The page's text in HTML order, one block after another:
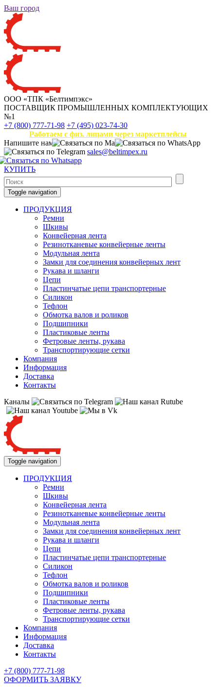
Ваш город
ООО «ТПК «Белтимпэкс»
ПОСТАВЩИК ПРОМЫШЛЕННЫХ КОМПЛЕКТУЮЩИХ
№1
+7 (800) 777-71-98 +7 (495) 023-74-30
Работаем с физ. лицами через маркетплейсы
Напишите нам
sales@beltimpex.ru
КУПИТЬ
Toggle navigation
ПРОДУКЦИЯ
Ремни
Шкивы
Конвейерная лента
Резинотканевые конвейерные ленты
Модульная лента
Замки для соединения конвейерных лент
Рукава и шланги
Цепи
Пластинчатые цепи транспортерные
Силикон
Тефлон
Обмотка валов и роликов
Подшипники
Пластиковые ленты
Фетровые ленты, рукава
Транспортирующие сетки
Компания
Информация
Доставка
Контакты
Каналы
Toggle navigation
ПРОДУКЦИЯ
Ремни
Шкивы
Конвейерная лента
Резинотканевые конвейерные ленты
Модульная лента
Замки для соединения конвейерных лент
Рукава и шланги
Цепи
Пластинчатые цепи транспортерные
Силикон
Тефлон
Обмотка валов и роликов
Подшипники
Пластиковые ленты
Фетровые ленты, рукава
Транспортирующие сетки
Компания
Информация
Доставка
Контакты
+7 (800) 777-71-98
ОФОРМИТЬ ЗАЯВКУ